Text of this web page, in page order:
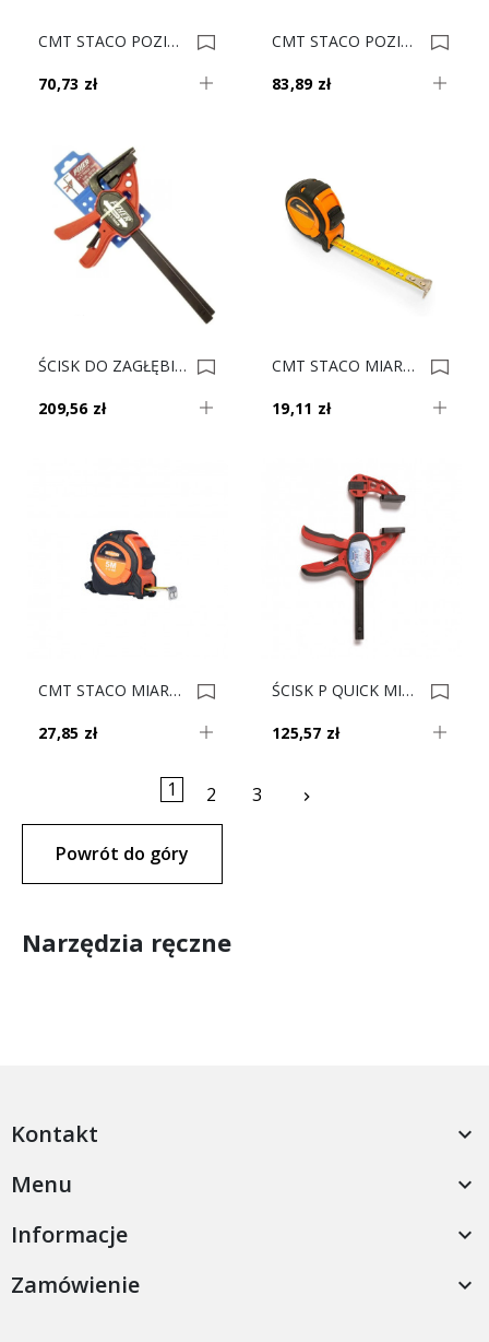
CMT STACO POZIOMICA 800mm 32026 0016051
70,73 zł
CMT STACO POZIOMICA 1000mm 32028 0016026
83,89 zł
ŚCISK DO ZAGŁĘBIARKI 15cm P52105 (2szt.) 0013427
209,56 zł
CMT STACO MIARA ZWIJANA 3m 31033 0011219
19,11 zł
CMT STACO MIARA ZWIJANA 5m 31005 0011190
27,85 zł
ŚCISK P QUICK MINI- 15cm/5,5cm P52414 (op. 16 Szt) 0010752
125,57 zł
1 2 3 keyboard_arrow_right
Powrót do góry
Narzędzia ręczne
Kontakt 
Menu 
Informacje 
Zamówienie 